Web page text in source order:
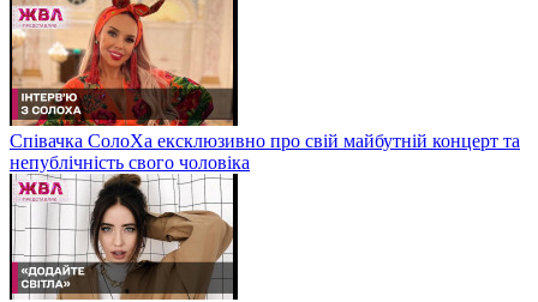
Співачка СолоХа ексклюзивно про свій майбутній концерт та
непублічність свого чоловіка